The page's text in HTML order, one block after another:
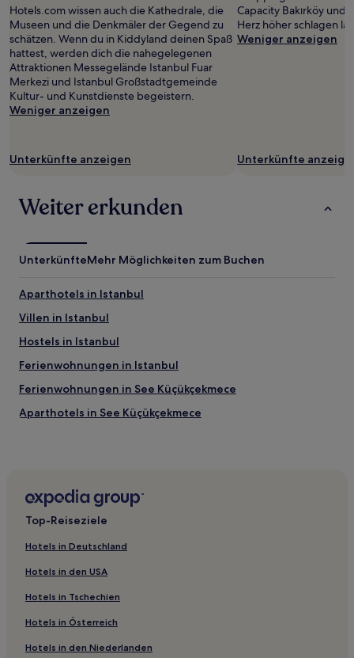
Verfügbarkeiten
können
sich
ändern.
Es
können
zusätzliche
Bedingungen
gelten.
Hotels.com wissen auch die Kathedrale, die
Museen und die Denkmäler der Gegend zu
schätzen. Wenn du in Kiddyland deinen Spaß
hattest, werden dich die nahegelegenen
Attraktionen Messegelände Istanbul Fuar
Merkezi und Istanbul Großstadtgemeinde
Kultur- und Kunstdienste begeistern.
Weniger anzeigen
Unterkünfte anzeigen
Capacity Bakırköy und
Herz höher schlagen
Weniger anzeigen
Unterkünfte
Weiter erkunden
UnterkünfteMehr Möglichkeiten zum Buchen
Aparthotels in Istanbul
Villen in Istanbul
Hostels in Istanbul
Ferienwohnungen in Istanbul
Ferienwohnungen in See Küçükçekmece
Aparthotels in See Küçükçekmece
Aparthotels in Şehit Muhtar
B&B in Goldenes Horn Park
Hostels in Cankurtaran
Ferienwohnungen in Abdi İpekçi Straße
Hotels mit inbegriffenem Frühstück in Moda
Business in Moda
Business in Sütlüce
Top-Reiseziele
Hotels in Deutschland
Hotels in den USA
Hotels in Tschechien
Hotels in Österreich
Hotels in den Niederlanden